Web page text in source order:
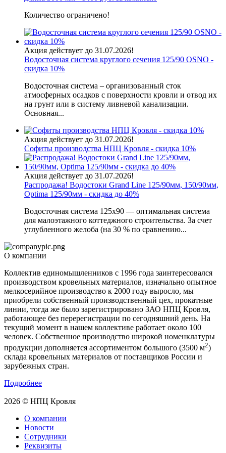
Количество ограничено!
Акция действует до 31.07.2026!
Водосточная система круглого сечения 125/90 OSNO -
скидка 10%
Водосточная система – организованный сток
атмосферных осадков с поверхности кровли и отвод их
на грунт или в систему ливневой канализации.
Основная...
Акция действует до 31.07.2026!
Софиты производства НПЦ Кровля - скидка 10%
Акция действует до 31.07.2026!
Распродажа! Водостоки Grand Line 125/90мм, 150/90мм,
Optima 125/90мм - скидка до 40%
Водосточная система 125х90 — оптимальная система
для малоэтажного коттеджного строительства. За счет
углубленного желоба (на 30 % по сравнению...
О компании
Коллектив единомышленников с 1996 года заинтересовался
производством кровельных материалов, изначально опытное
мелкосерийное производство к 2000 году выросло, мы
приобрели собственный производственный цех, прокатные
линии, тогда же было зарегистрировано ЗАО НПЦ Кровля,
работающее без перерегистрации по сегодняшний день. На
текущий момент в нашем коллективе работает около 100
человек. Собственное производство широкой номенклатуры
продукции дополняется ассортиментом большого (3500 м2)
склада кровельных материалов от поставщиков России и
зарубежных стран.
Подробнее
2026 © НПЦ Кровля
О компании
Новости
Сотрудники
Реквизиты